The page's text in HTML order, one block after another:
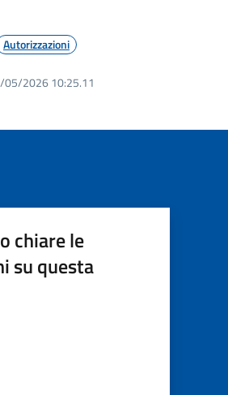
Autorizzazioni
05/2026 10:25.11
chiare le
su questa